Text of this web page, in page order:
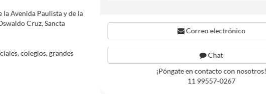
Avenida Paulista y de la
Cruz, Sancta
colegios, grandes
Correo electrónico
Chat
¡Póngate en contacto con nosotros!
11 99557-0267